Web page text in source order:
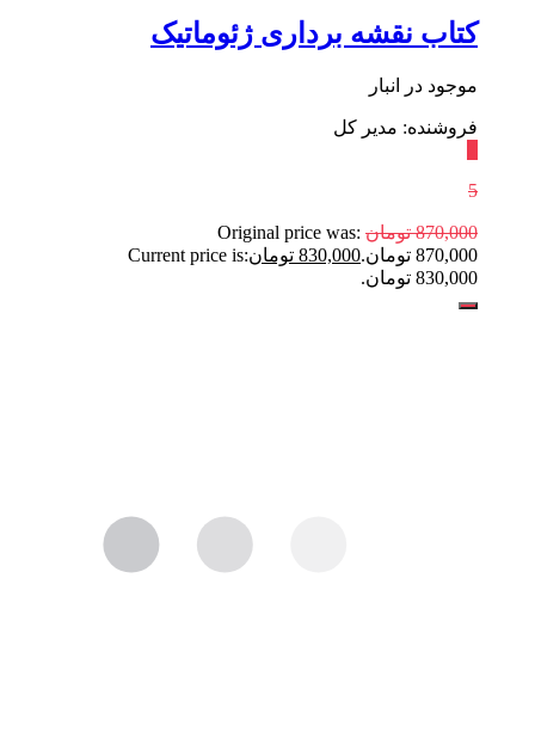
کتاب نقشه برداری ژئوماتیک
موجود در انبار
فروشنده: مدیر کل
5
870,000 تومان Original price was:
870,000 تومان.
830,000 تومانCurrent price is:
830,000 تومان.